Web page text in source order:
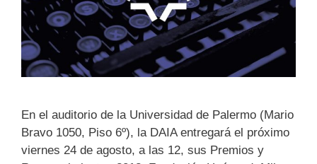
En el auditorio de la Universidad de Palermo (Mario
Bravo 1050, Piso 6º), la DAIA entregará el próximo
viernes 24 de agosto, a las 12, sus Premios y